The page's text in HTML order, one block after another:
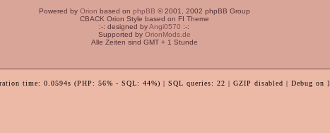
Powered by Orion based on phpBB © 2001, 2002 phpBB Group
CBACK Orion Style based on FI Theme
:-: designed byAngi0570 :-:
Supported by OrionMods.de
Alle Zeiten sind GMT + 1 Stunde
time: 0.0594s (PHP: 56% - SQL: 44%) | SQL queries: 22 | GZIP disabled | Debug on ]